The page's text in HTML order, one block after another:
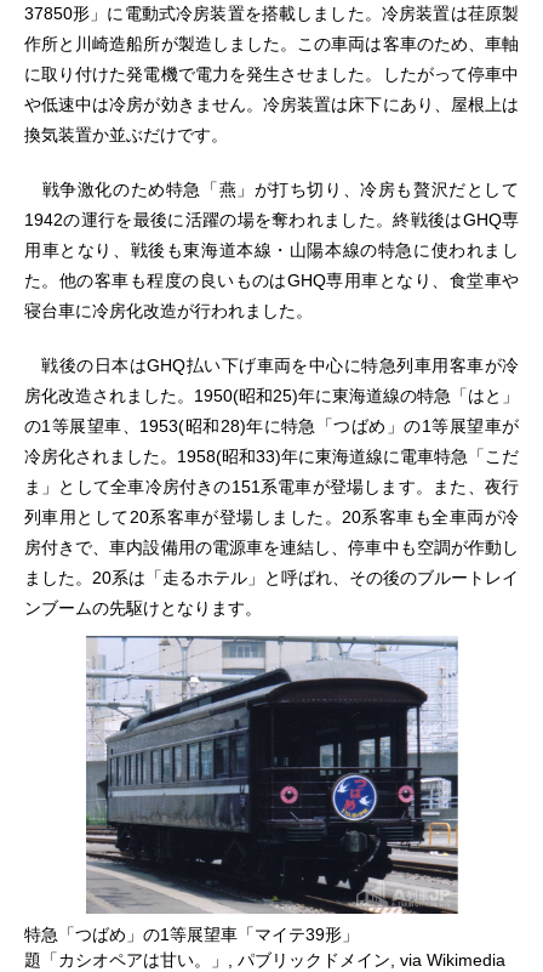
37850形」に電動式冷房装置を搭載しました。冷房装置は荏原製
作所と川崎造船所が製造しました。この車両は客車のため、車軸
に取り付けた発電機で電力を発生させました。したがって停車中
や低速中は冷房が効きません。冷房装置は床下にあり、屋根上は
換気装置か並ぶだけです。
戦争激化のため特急「燕」が打ち切り、冷房も贅沢だとして
1942の運行を最後に活躍の場を奪われました。終戦後はGHQ専
用車となり、戦後も東海道本線・山陽本線の特急に使われまし
た。他の客車も程度の良いものはGHQ専用車となり、食堂車や
寝台車に冷房化改造が行われました。
戦後の日本はGHQ払い下げ車両を中心に特急列車用客車が冷
房化改造されました。1950(昭和25)年に東海道線の特急「はと」
の1等展望車、1953(昭和28)年に特急「つばめ」の1等展望車が
冷房化されました。1958(昭和33)年に東海道線に電車特急「こだ
ま」として全車冷房付きの151系電車が登場します。また、夜行
列車用として20系客車が登場しました。20系客車も全車両が冷
房付きで、車内設備用の電源車を連結し、停車中も空調が作動し
ました。20系は「走るホテル」と呼ばれ、その後のブルートレイ
ンブームの先駆けとなります。
特急「つばめ」の1等展望車「マイテ39形」
題「カシオペアは甘い。」, パブリックドメイン, via Wikimedia